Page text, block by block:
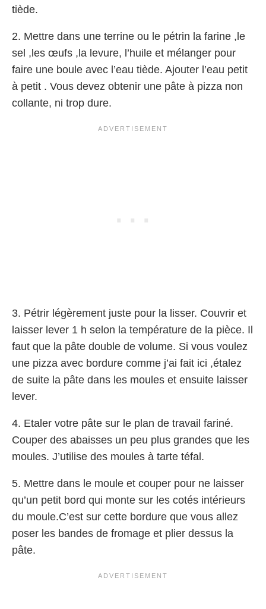
tiède.
2. Mettre dans une terrine ou le pétrin la farine ,le
sel ,les œufs ,la levure, l’huile et mélanger pour
faire une boule avec l’eau tiède. Ajouter l’eau petit
à petit . Vous devez obtenir une pâte à pizza non
collante, ni trop dure.
3. Pétrir légèrement juste pour la lisser. Couvrir et
laisser lever 1 h selon la température de la pièce. Il
faut que la pâte double de volume. Si vous voulez
une pizza avec bordure comme j’ai fait ici ,étalez
de suite la pâte dans les moules et ensuite laisser
lever.
4. Etaler votre pâte sur le plan de travail fariné.
Couper des abaisses un peu plus grandes que les
moules. J’utilise des moules à tarte téfal.
5. Mettre dans le moule et couper pour ne laisser
qu’un petit bord qui monte sur les cotés intérieurs
du moule.C’est sur cette bordure que vous allez
poser les bandes de fromage et plier dessus la
pâte.